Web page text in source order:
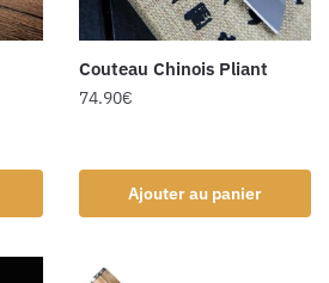
Couteau Chinois Pliant
74.90€
Ajouter au panier